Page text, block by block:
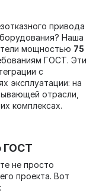
привода
Наша
мощностью 75
ГОСТ. Эти
с
эксплуатации: на
отрасли,
комплексах.
ГОСТ
не просто
проекта. Вот